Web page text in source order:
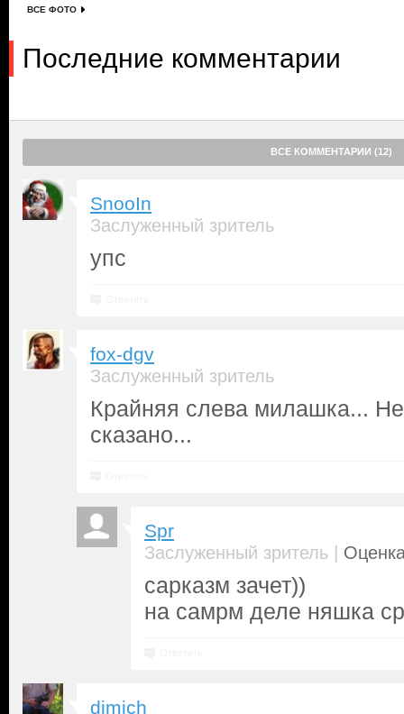
ВСЕ ФОТО
Последние комментарии
ВСЕ КОММЕНТАРИИ (12)
SnooIn
Заслуженный зритель
упс
fox-dgv
Заслуженный зритель
Крайняя слева милашка... Не
сказано...
Spr
Заслуженный зритель |
сарказм зачет))
на самрм деле няшка
dimich